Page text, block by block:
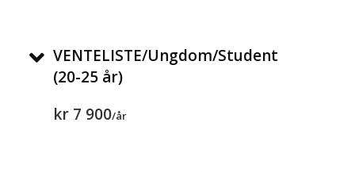
VENTELISTE/Ungdom/Student
(20-25 år)
kr 7 900/år